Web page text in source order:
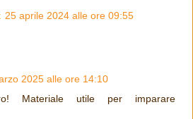
25 aprile 2024 alle ore 09:55
2025 alle ore 14:10
Materiale utile per imparare